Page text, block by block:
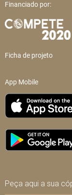
Financiado por:
Ficha de projeto
App Mobile
Peça aqui a sua